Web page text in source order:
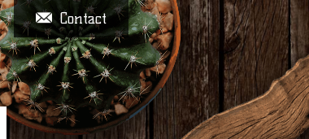
Contact